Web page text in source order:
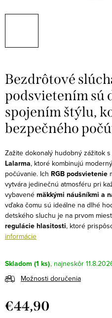
Bezdrôtové
podsvietením sú
spojením štýlu,
bezpečného
Zažite dokonalý hudobný zážitok s
Lalarma, ktoré kombinujú
počúvanie. Ich RGB podsvietenie
vytvára jedinečnú atmosféru pri
vybavené mäkkými náušníkmi a
vďaka čomu sú ideálne na dlhé
detského sluchu je na prvom
regulácie hlasitosti, ktoré
informácie
Skladom (1 ks)
Možnosti doručenia
€44,90